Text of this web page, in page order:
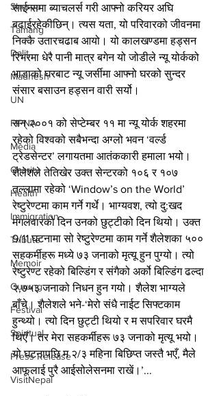
Sherpa
Tamang
Dalit
Madhesh
UN
FIPNA
Media
Charity
Health
Immigration
Tribute
Memoir
Gurung
Festival
Spiritual
Press Release
VisitNepal
साईन्समा ब्याचलर्स गरी आफ्नो करियर अघि
बढाईरहेकीछिन्। त्यस यता, यो परिवारको जीवनमा
निक्कै उतारचढाब आयो। यो कालखण्डमा हड्सन
रिभरमा धेरै पानी मात्र बगेन यो जोडीले न्यू योर्कको
भाडाको घरबाट न्यू जर्सीमा आफ्नो घरको सुन्दर
संसार बसाउन हड्सन वारी सर्यो।
सन् २००१ को सेप्टेम्बर ११ मा न्यू योर्क शहरमा
रहेको विश्वको सबैभन्दा अग्लो भवन ‘वर्ल्ड
ट्रेडसेन्टर’ लगायतमा आतंककारी हमाला भयो।
शैलेशले तेतिखेर उक्त सेन्टरको १०६ र १०७
तल्लामा रहेको ‘Window’s on the World’
रेष्टुरेण्टमा काम गर्ने गर्थे। भाग्यवश, त्यो दु:खद
मंगलवारको दिन उनको छुट्टीको दिन थियो। उक्त
9/11 घटनामा सो रेष्टुरेण्टमा काम गर्ने शैलेशका ५००
सहकर्मीहरू मध्ये ७३ जनाको मृत्यू हुन पुग्यो। त्यो
रेष्टुरेण्ट रहेको बिल्डिंग र संगैको अर्को बिल्डिंग ढल्दा
२,७५३ जनाको निधन हुन गयो। शैलेश भाग्यले
बाँचे। शैलेशले भने-‘मेरो संधै नाईट सिफ्टकाम
हुन्थ्यो। त्यो दिन छुट्टी थियो र म सपरिवार घरमै
थिएँ। तर मेरा सहकर्मीहरू ७३ जनाको मृत्यू भयो।
यो घटनापछि म २/३ महिना बिछिप्त जस्तै भएँ, मैले
आफूलाई पुरै आईसोलेसनमा राखें।’...